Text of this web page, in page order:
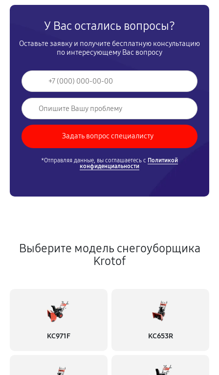
У Вас остались вопросы?
Оставьте заявку и получите бесплатную консультацию
по интересующему Вас вопросу
*Отправляя данные, вы соглашаетесь с Политикой
конфиденциальности
Выберите модель снегоуборщика
Krotof
KC971F KC653R